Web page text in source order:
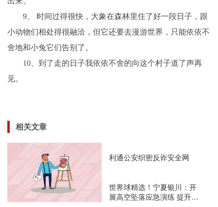
9、 时间过得很快，大象在森林里住了好一段日子，跟
小动物们相处得很融洽，但它还要去漫游世界，只能依依不
舍地和小兔它们告别了。
10、到了走的日子我依依不舍的向这个村子道了声再
见。
相关文章
利通公安织密反诈安全网
世界球精选！宁夏银川：开
展高空坠落应急演练 提升应